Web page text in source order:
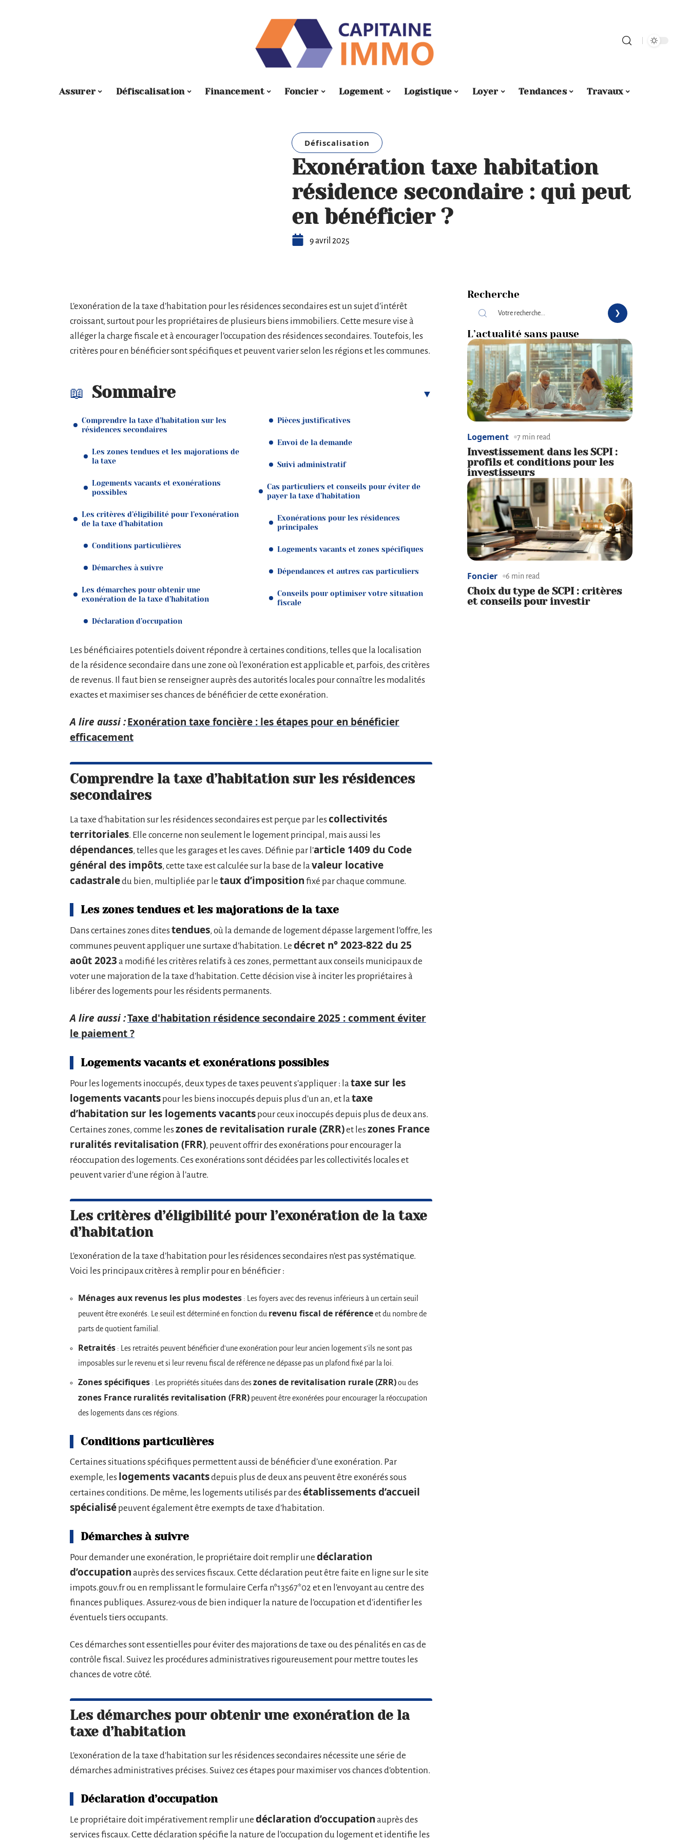
Assurer Défiscalisation Financement Foncier Logement Logistique Loyer Tendances Travaux
Défiscalisation
Exonération taxe habitation
résidence secondaire : qui peut
en bénéficier ?
9 avril 2025
L’exonération de la taxe d’habitation pour les résidences secondaires est un sujet d’intérêt
croissant, surtout pour les propriétaires de plusieurs biens immobiliers. Cette mesure vise à
alléger la charge fiscale et à encourager l’occupation des résidences secondaires. Toutefois, les
critères pour en bénéficier sont spécifiques et peuvent varier selon les régions et les communes.
Sommaire
Comprendre la taxe d’habitation sur les
résidences secondaires
Les zones tendues et les majorations de
la taxe
Logements vacants et exonérations
possibles
Les critères d’éligibilité pour l’exonération
de la taxe d’habitation
Conditions particulières
Démarches à suivre
Les démarches pour obtenir une
exonération de la taxe d’habitation
Déclaration d’occupation
Pièces justificatives
Envoi de la demande
Suivi administratif
Cas particuliers et conseils pour éviter de
payer la taxe d’habitation
Exonérations pour les résidences
principales
Logements vacants et zones spécifiques
Dépendances et autres cas particuliers
Conseils pour optimiser votre situation
fiscale
Les bénéficiaires potentiels doivent répondre à certaines conditions, telles que la localisation
de la résidence secondaire dans une zone où l’exonération est applicable et, parfois, des critères
de revenus. Il faut bien se renseigner auprès des autorités locales pour connaître les modalités
exactes et maximiser ses chances de bénéficier de cette exonération.
A lire aussi :Exonération taxe foncière : les étapes pour en bénéficier
efficacement
Comprendre la taxe d’habitation sur les résidences
secondaires
La taxe d’habitation sur les résidences secondaires est perçue par lescollectivités
territoriales. Elle concerne non seulement le logement principal, mais aussi les
dépendances, telles que les garages et les caves. Définie par l’article 1409 du Code
général des impôts, cette taxe est calculée sur la base de la valeur locative
cadastraledu bien, multipliée par le taux d’imposition fixé par chaque commune.
Les zones tendues et les majorations de la taxe
Dans certaines zones ditestendues, où la demande de logement dépasse largement l’offre, les
communes peuvent appliquer une surtaxe d’habitation. Le décret n° 2023-822 du 25
août 2023 a modifié les critères relatifs à ces zones, permettant aux conseils municipaux de
voter une majoration de la taxe d’habitation. Cette décision vise à inciter les propriétaires à
libérer des logements pour les résidents permanents.
A lire aussi :Taxe d'habitation résidence secondaire 2025 : comment éviter
le paiement ?
Logements vacants et exonérations possibles
Pour les logements inoccupés, deux types de taxes peuvent s’appliquer : la taxe sur les
logements vacants pour les biens inoccupés depuis plus d’un an, et la taxe
d’habitation sur les logements vacants pour ceux inoccupés depuis plus de deux ans.
Certaines zones, comme leszones de revitalisation rurale (ZRR)et leszones France
ruralités revitalisation (FRR), peuvent offrir des exonérations pour encourager la
réoccupation des logements. Ces exonérations sont décidées par les collectivités locales et
peuvent varier d’une région à l’autre.
Les critères d’éligibilité pour l’exonération de la taxe
d’habitation
L’exonération de la taxe d’habitation pour les résidences secondaires n’est pas systématique.
Voici les principaux critères à remplir pour en bénéficier :
Ménages aux revenus les plus modestes : Les foyers avec des revenus inférieurs à un certain seuil
peuvent être exonérés. Le seuil est déterminé en fonction du revenu fiscal de référenceet du nombre de
parts de quotient familial.
Retraités : Les retraités peuvent bénéficier d’une exonération pour leur ancien logement s’ils ne sont pas
imposables sur le revenu et si leur revenu fiscal de référence ne dépasse pas un plafond fixé par la loi.
Zones spécifiques : Les propriétés situées dans deszones de revitalisation rurale (ZRR)ou des
zones France ruralités revitalisation (FRR) peuvent être exonérées pour encourager la réoccupation
des logements dans ces régions.
Conditions particulières
Certaines situations spécifiques permettent aussi de bénéficier d’une exonération. Par
exemple, les logements vacantsdepuis plus de deux ans peuvent être exonérés sous
certaines conditions. De même, les logements utilisés par desétablissements d’accueil
spécialisé peuvent également être exempts de taxe d’habitation.
Démarches à suivre
Pour demander une exonération, le propriétaire doit remplir une déclaration
d’occupation auprès des services fiscaux. Cette déclaration peut être faite en ligne sur le site
impots.gouv.fr ou en remplissant le formulaire Cerfa n°13567*02 et en l’envoyant au centre des
finances publiques. Assurez-vous de bien indiquer la nature de l’occupation et d’identifier les
éventuels tiers occupants.
Ces démarches sont essentielles pour éviter des majorations de taxe ou des pénalités en cas de
contrôle fiscal. Suivez les procédures administratives rigoureusement pour mettre toutes les
chances de votre côté.
Les démarches pour obtenir une exonération de la
taxe d’habitation
L’exonération de la taxe d’habitation sur les résidences secondaires nécessite une série de
démarches administratives précises. Suivez ces étapes pour maximiser vos chances d’obtention.
Déclaration d’occupation
Le propriétaire doit impérativement remplir une déclaration d’occupation auprès des
services fiscaux. Cette déclaration spécifie la nature de l’occupation du logement et identifie les
Recherche
L’actualité sans pause
Logement 7 min read
Investissement dans les SCPI :
profils et conditions pour les
investisseurs
Foncier 6 min read
Choix du type de SCPI : critères
et conseils pour investir